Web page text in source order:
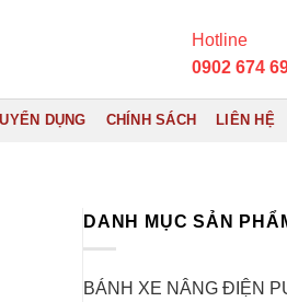
Hotline
0902 674
DỤNG CHÍNH SÁCH LIÊN HỆ
DANH MỤC SẢN
BÁNH XE NÂNG ĐIỆN